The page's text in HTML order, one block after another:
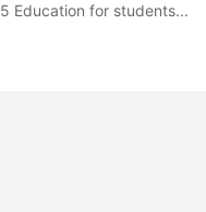
Education for students...